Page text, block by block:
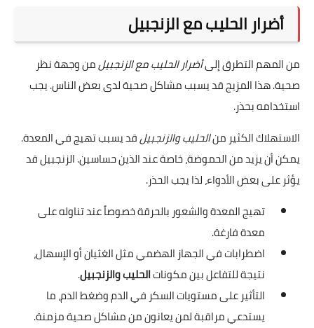
أضرار الحليب مع الزنجبيل
من المهم التطرق إلىأضرار الحليب مع الزنجبيلمن وجهة نظر
صحية. هذا المزيج قد يسبب مشاكل صحية لدى بعض الناس. يجب
استخدامه بحذر.
الاستهلاك الكثير منالحليب والزنجبيلقد يسبب تهيج في المعدة.
يمكن أن يزيد من الحموضة، خاصة عند الذين حساسين. الزنجبيل قد
يؤثر على بعض الأدواء، لذا يجب الحذر.
تهيج المعدة والشعور بالحرقة خصوصاً عند تناوله على
معدة فارغة.
اضطرابات في الجهاز الهضمي مثل الغثيان أو الإسهال،
نتيجة للتفاعل بين مكوناتالحليب والزنجبيل.
التأثير على مستويات السكر في الدم وضغط الدم، ما
يستدعي مراقبة لمن يعانون من مشاكل صحية مزمنة.